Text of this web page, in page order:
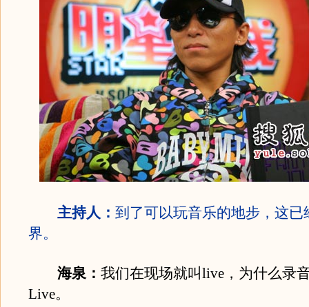
主持人： 到了可以玩音乐的地步，这已
界。
海泉： 我们在现场就叫live，为什么录
Live。